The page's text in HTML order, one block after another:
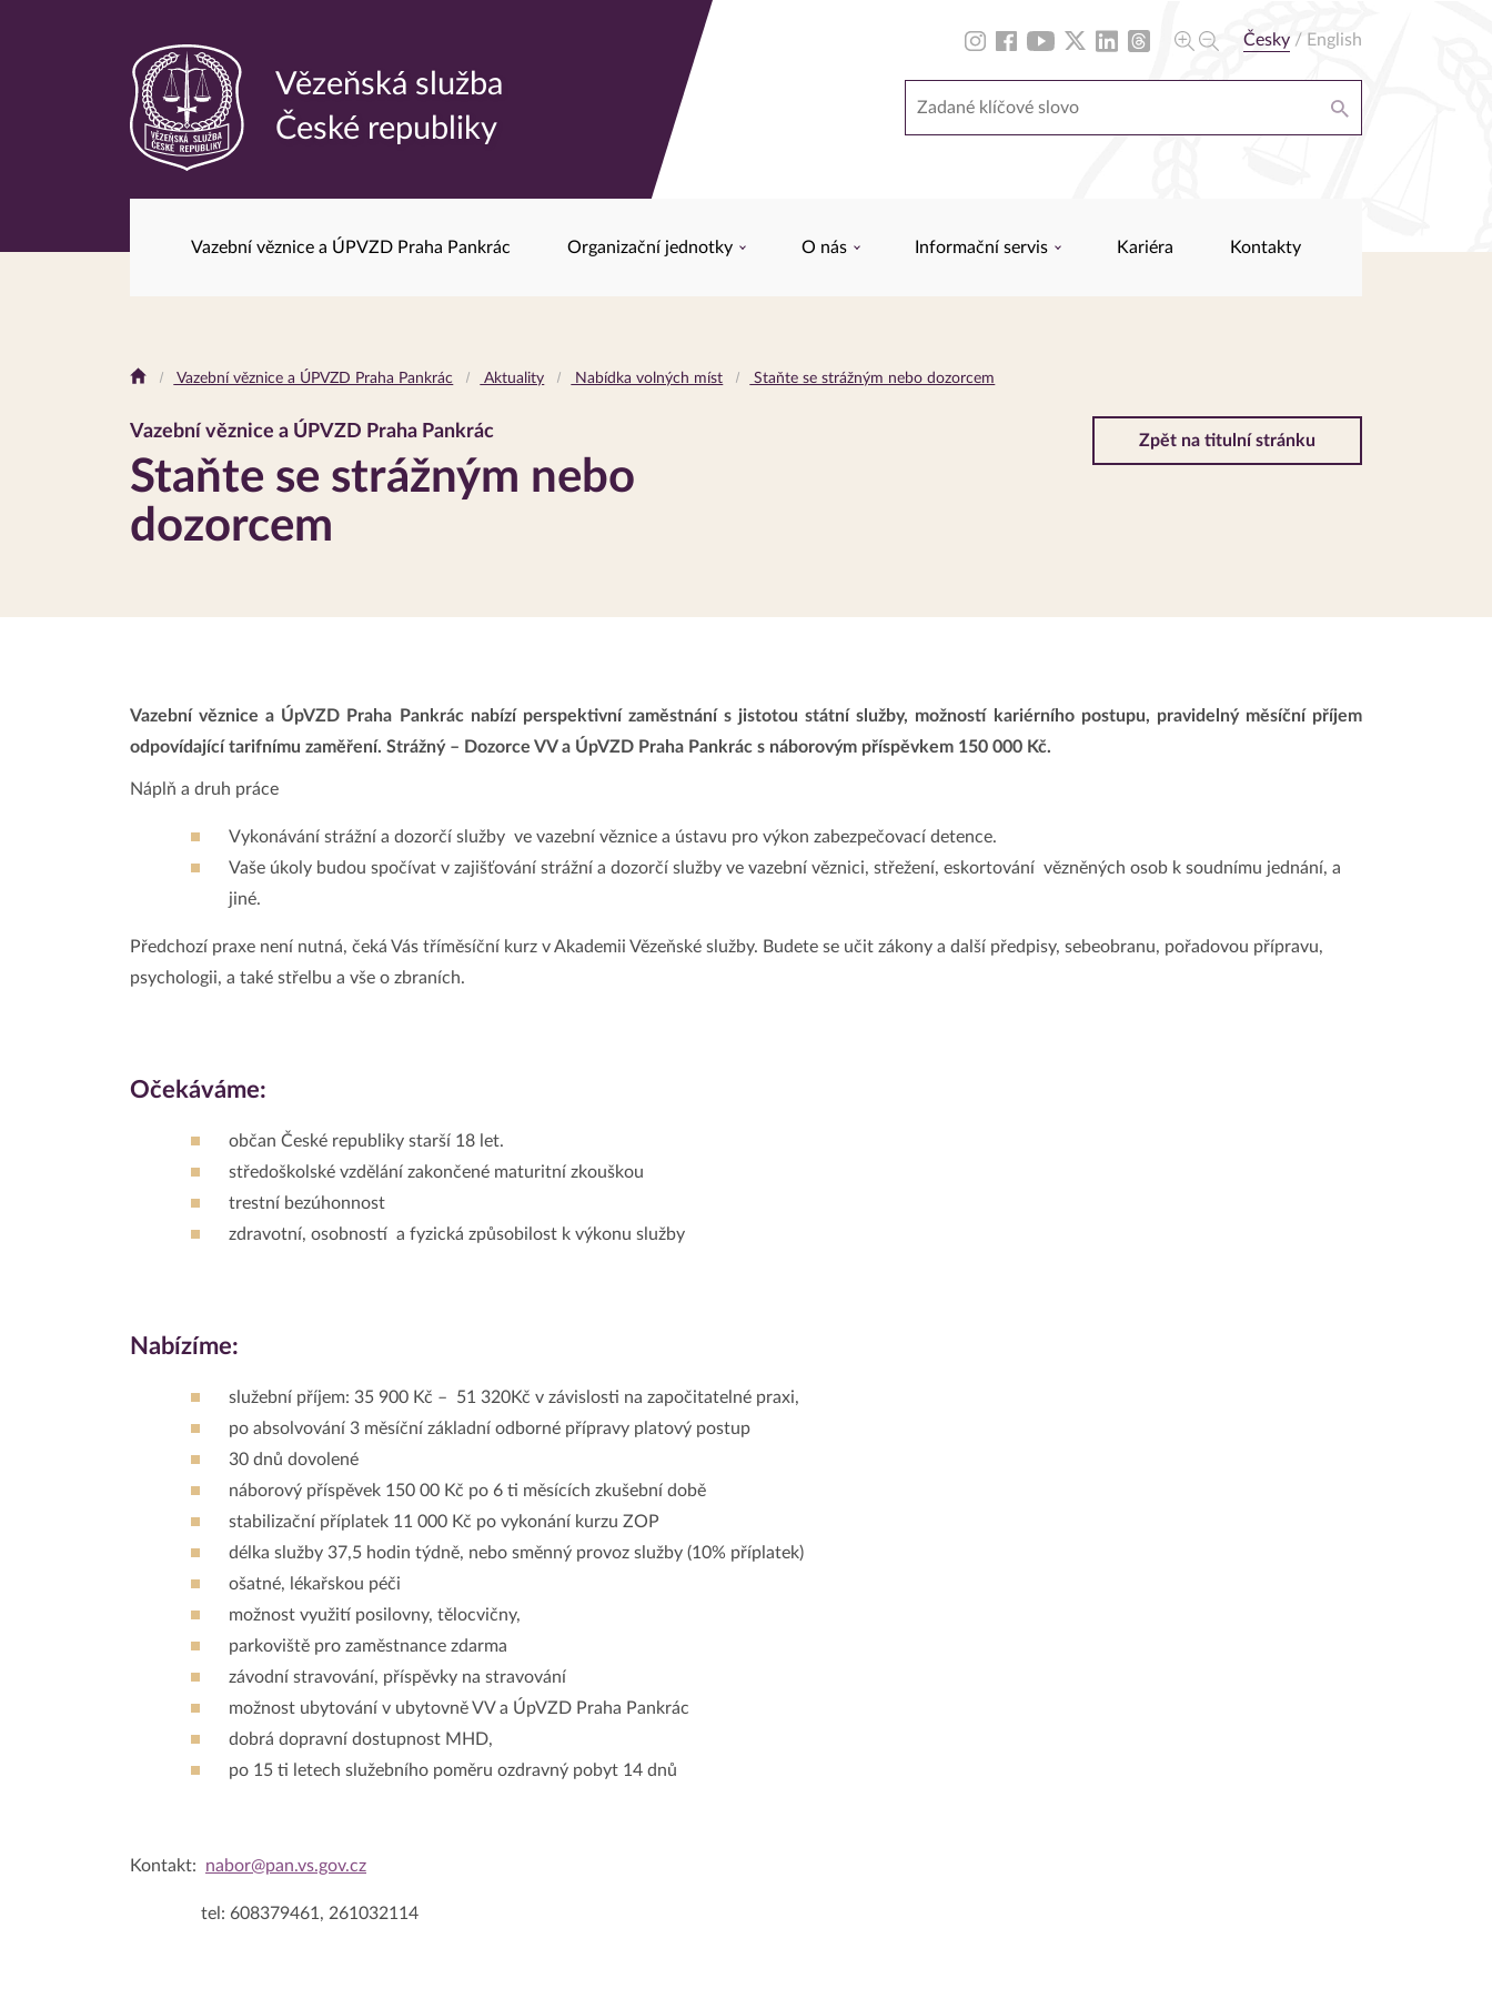
Česky / English
Odkaz
na
Vězeňská služba
České republiky
Vazební věznice a ÚPVZD Praha Pankrác Organizační jednotky O nás Informační servis Kariéra Kontakty
Drobečková
Vazební věznice a ÚPVZD Praha Pankrác Aktuality Nabídka volných míst Staňte se strážným nebo dozorcem
Vazební věznice a ÚPVZD Praha Pankrác
Staňte se strážným nebo
dozorcem
Zpět na titulní stránku
Vazební věznice a ÚpVZD Praha Pankrác nabízí perspektivní zaměstnání s jistotou státní služby, možností kariérního postupu, pravidelný měsíční příjem
odpovídající tarifnímu zaměření. Strážný – Dozorce VV a ÚpVZD Praha Pankrác s náborovým příspěvkem 150 000 Kč.
Náplň a druh práce
Vykonávání strážní a dozorčí služby ve vazební věznice a ústavu pro výkon zabezpečovací detence.
Vaše úkoly budou spočívat v zajišťování strážní a dozorčí služby ve vazební věznici, střežení, eskortování vězněných osob k soudnímu jednání, a
jiné.
Předchozí praxe není nutná, čeká Vás tříměsíční kurz v Akademii Vězeňské služby. Budete se učit zákony a další předpisy, sebeobranu, pořadovou přípravu,
psychologii, a také střelbu a vše o zbraních.
Očekáváme:
občan České republiky starší 18 let.
středoškolské vzdělání zakončené maturitní zkouškou
trestní bezúhonnost
zdravotní, osobností a fyzická způsobilost k výkonu služby
Nabízíme:
služební příjem: 35 900 Kč – 51 320Kč v závislosti na započitatelné praxi,
po absolvování 3 měsíční základní odborné přípravy platový postup
30 dnů dovolené
náborový příspěvek 150 00 Kč po 6 ti měsících zkušební době
stabilizační příplatek 11 000 Kč po vykonání kurzu ZOP
délka služby 37,5 hodin týdně, nebo směnný provoz služby (10% příplatek)
ošatné, lékařskou péči
možnost využití posilovny, tělocvičny,
parkoviště pro zaměstnance zdarma
závodní stravování, příspěvky na stravování
možnost ubytování v ubytovně VV a ÚpVZD Praha Pankrác
dobrá dopravní dostupnost MHD,
po 15 ti letech služebního poměru ozdravný pobyt 14 dnů
Kontakt: nabor@pan.vs.gov.cz
tel: 608379461, 261032114